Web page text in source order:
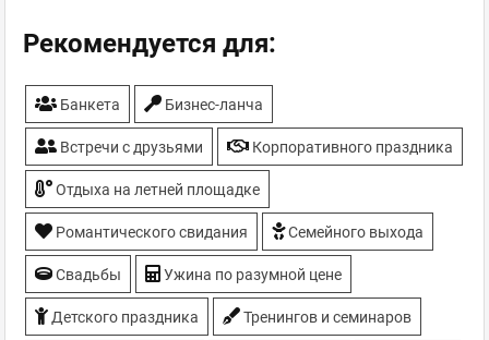
Настольные игры
Парковка
Собственная выпечка
ТВ-плазмы
Торты под заказ
Рекомендуется для:
Банкета Бизнес-ланча
Встречи с друзьями Корпоративного праздника
Отдыха на летней площадке
Романтического свидания Семейного выхода
Свадьбы Ужина по разумной цене
Детского праздника Тренингов и семинаров